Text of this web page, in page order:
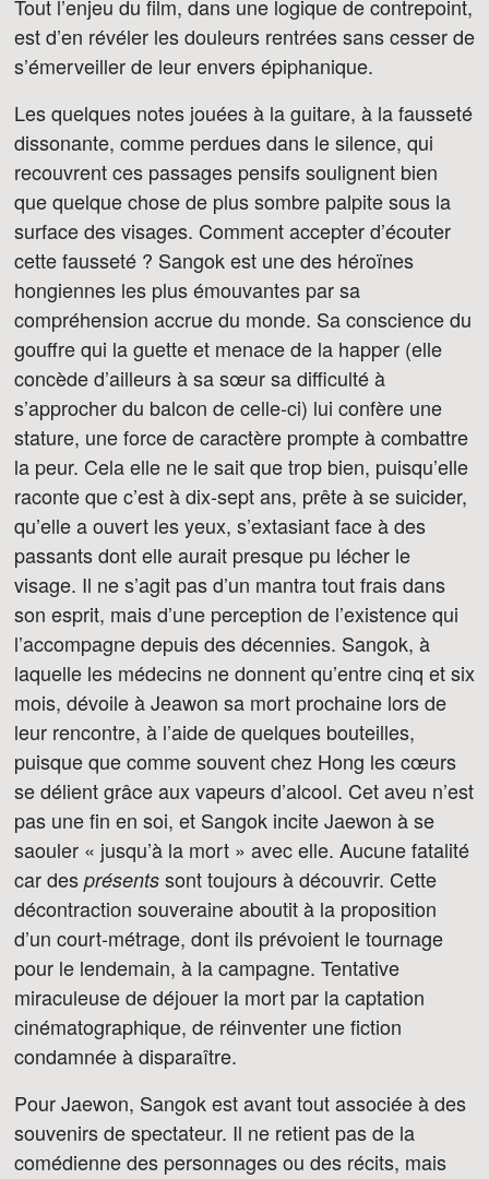
Tout l’enjeu du film, dans une logique de contrepoint,
est d’en révéler les douleurs rentrées sans cesser de
s’émerveiller de leur envers épiphanique.
Les quelques notes jouées à la guitare, à la fausseté
dissonante, comme perdues dans le silence, qui
recouvrent ces passages pensifs soulignent bien
que quelque chose de plus sombre palpite sous la
surface des visages. Comment accepter d’écouter
cette fausseté ? Sangok est une des héroïnes
hongiennes les plus émouvantes par sa
compréhension accrue du monde. Sa conscience du
gouffre qui la guette et menace de la happer (elle
concède d’ailleurs à sa sœur sa difficulté à
s’approcher du balcon de celle-ci) lui confère une
stature, une force de caractère prompte à combattre
la peur. Cela elle ne le sait que trop bien, puisqu’elle
raconte que c’est à dix-sept ans, prête à se suicider,
qu’elle a ouvert les yeux, s’extasiant face à des
passants dont elle aurait presque pu lécher le
visage. Il ne s’agit pas d’un mantra tout frais dans
son esprit, mais d’une perception de l’existence qui
l’accompagne depuis des décennies. Sangok, à
laquelle les médecins ne donnent qu’entre cinq et six
mois, dévoile à Jeawon sa mort prochaine lors de
leur rencontre, à l’aide de quelques bouteilles,
puisque que comme souvent chez Hong les cœurs
se délient grâce aux vapeurs d’alcool. Cet aveu n’est
pas une fin en soi, et Sangok incite Jaewon à se
saouler « jusqu’à la mort » avec elle. Aucune fatalité
car des présents sont toujours à découvrir. Cette
décontraction souveraine aboutit à la proposition
d’un court-métrage, dont ils prévoient le tournage
pour le lendemain, à la campagne. Tentative
miraculeuse de déjouer la mort par la captation
cinématographique, de réinventer une fiction
condamnée à disparaître.
Pour Jaewon, Sangok est avant tout associée à des
souvenirs de spectateur. Il ne retient pas de la
comédienne des personnages ou des récits, mais